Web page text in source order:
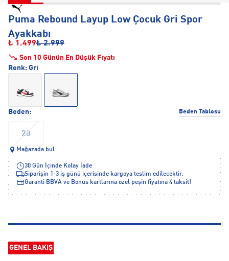
Puma Rebound Layup Low Çocuk Gri Spor
Ayakkabı
₺ 1.499₺ 2.999
Son 10 Günün En Düşük Fiyatı
Beden: Beden Tablosu
28
Renk: Gri
Mağazada bul
30 Gün İçinde Kolay İade
Siparişin 1-3 iş günü içerisinde kargoya teslim edilecektir.
Garanti BBVA ve Bonus kartlarına özel peşin fiyatına 4 taksit!
GENEL BAKIŞ